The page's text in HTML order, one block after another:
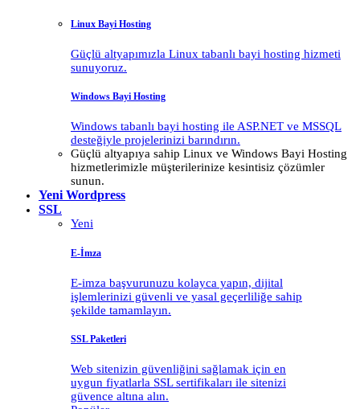
Linux Bayi Hosting
Güçlü altyapımızla Linux tabanlı bayi hosting hizmeti
sunuyoruz.
Windows Bayi Hosting
Windows tabanlı bayi hosting ile ASP.NET ve MSSQL
desteğiyle projelerinizi barındırın.
Güçlü altyapıya sahip Linux ve Windows Bayi Hosting
hizmetlerimizle müşterilerinize kesintisiz çözümler
sunun.
Yeni Wordpress
SSL
Yeni
E-İmza
E-imza başvurunuzu kolayca yapın, dijital
işlemlerinizi güvenli ve yasal geçerliliğe sahip
şekilde tamamlayın.
SSL Paketleri
Web sitenizin güvenliğini sağlamak için en
uygun fiyatlarla SSL sertifikaları ile sitenizi
güvence altına alın.